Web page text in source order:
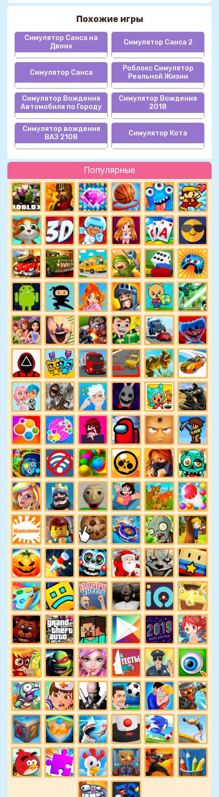
Популярные
Похожие игры
Симулятор Санса на
Двоих
Симулятор Санса 2
Симулятор Санса
Роблокс Симулятор
Реальной Жизни
Симулятор Вождения
Автомобиля по Городу
Симулятор Вождения
2018
Симулятор вождения
ВАЗ 2108
Симулятор Кота